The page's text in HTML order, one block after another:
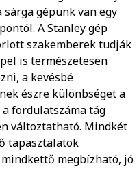
gépünk van egy
A Stanley gép
szakemberek tudják
is természetesen
a kevésbé
észre különbséget a
fordulatszáma tág
változtatható. Mindkét
tapasztalatok
megbízható, jó